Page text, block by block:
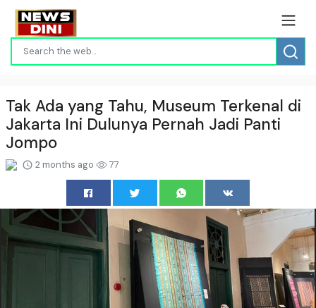
Tak Ada yang Tahu, Museum Terkenal di
Jakarta Ini Dulunya Pernah Jadi Panti
Jompo
2 months ago 77